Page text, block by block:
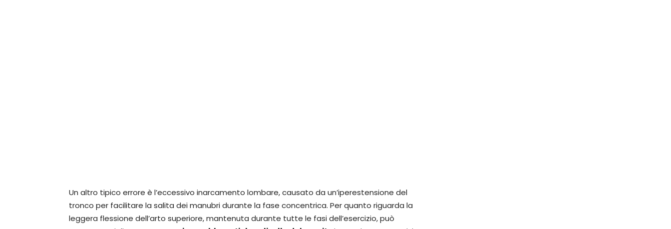
Un altro tipico errore è l’eccessivo inarcamento lombare, causato da un’iperestensione del
tronco per facilitare la salita dei manubri durante la fase concentrica. Per quanto riguarda la
leggera flessione dell’arto superiore, mantenuta durante tutte le fasi dell’esercizio, può